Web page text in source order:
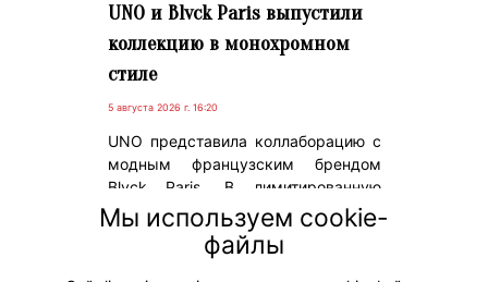
UNO и Blvck Paris выпустили
коллекцию в монохромном
стиле
5 августа 2026 г. 16:20
UNO представила коллаборацию с
модным французским брендом
Blvck Paris. В лимитированную
коллекцию вошли полностью
черная колода карт, одежда и
аксессуары в фирменной
Мы используем cookie-
файлы